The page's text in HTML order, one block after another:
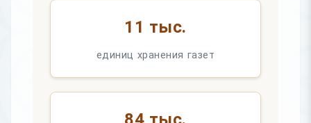
11 тыс.
единиц хранения газет